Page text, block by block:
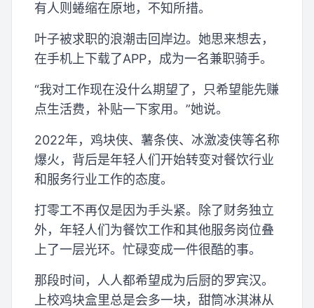
有人则蜷缩在原地，不知所措。
叶子被求职的浪潮击回岸边。她思来想去，
在手机上下载了APP，成为一名兼职骑手。
“我对工作现在没什么期望了，只希望能先赚
点生活费，补贴一下家用。”她说。
2022年，鸡块侠、薯条侠、冰激凌侠等名称
爆火，背后是年轻人们开始转变对餐饮行业
和服务行业工作的态度。
打零工不再仅是因为手头紧。除了财务独立
外，年轻人们为餐饮工作和其他服务岗位叠
上了一层光环。忙碌变成一件很酷的事。
那段时间，人人都希望成为后厨的罗宾汉。
上校鸡块盒里总是会多一块，甜筒冰淇淋从